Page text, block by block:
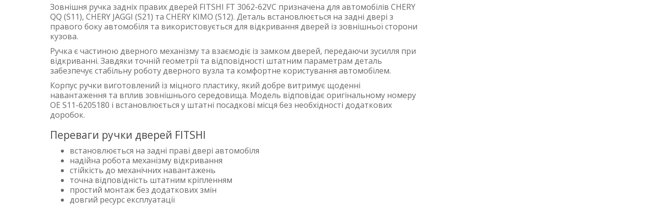
Зовнішня ручка задніх правих дверей FITSHI FT 3062-62VC призначена для автомобілів CHERY
QQ (S11), CHERY JAGGI (S21) та CHERY KIMO (S12). Деталь встановлюється на задні двері з
правого боку автомобіля та використовується для відкривання дверей із зовнішньої сторони
кузова.
Ручка є частиною дверного механізму та взаємодіє із замком дверей, передаючи зусилля при
відкриванні. Завдяки точній геометрії та відповідності штатним параметрам деталь
забезпечує стабільну роботу дверного вузла та комфортне користування автомобілем.
Корпус ручки виготовлений із міцного пластику, який добре витримує щоденні
навантаження та вплив зовнішнього середовища. Модель відповідає оригінальному номеру
OE S11-6205180 і встановлюється у штатні посадкові місця без необхідності додаткових
доробок.
Переваги ручки дверей FITSHI
встановлюється на задні праві двері автомобіля
надійна робота механізму відкривання
стійкість до механічних навантажень
точна відповідність штатним кріпленням
простий монтаж без додаткових змін
довгий ресурс експлуатації